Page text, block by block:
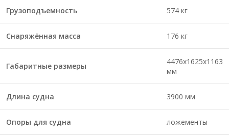
Грузоподъемность 574 кг
Снаряжённая масса 176 кг
Габаритные размеры
4476х1625х1163
мм
Длина судна 3900 мм
Опоры для судна ложементы